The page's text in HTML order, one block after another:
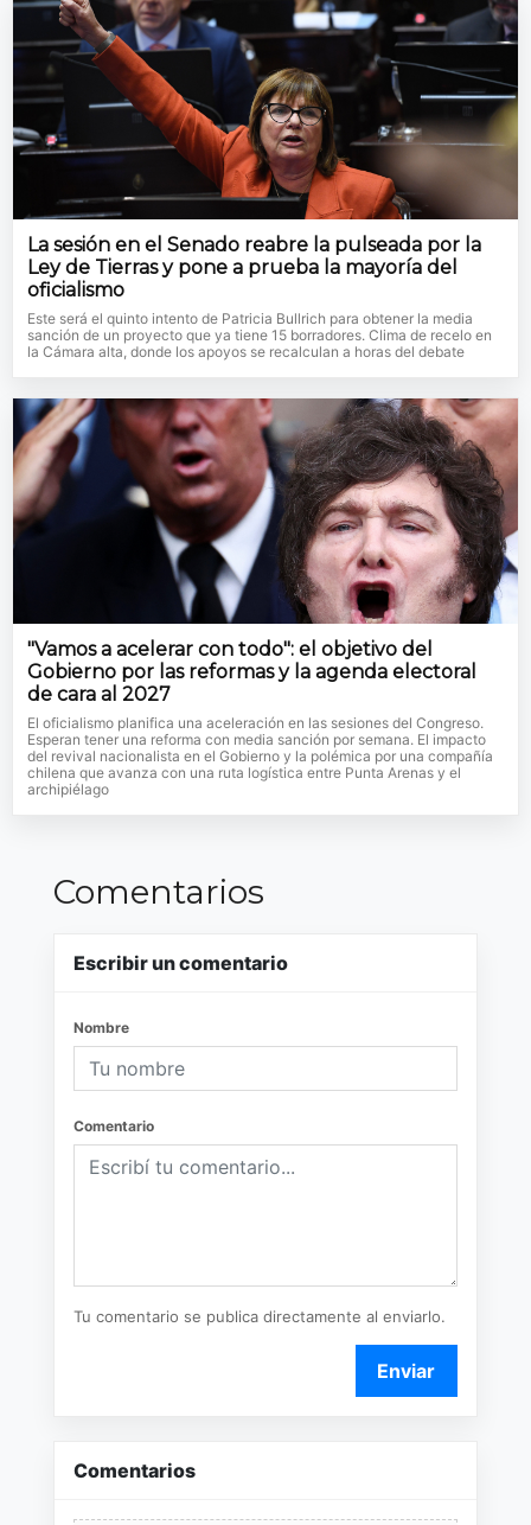
La sesión en el Senado reabre la pulseada por la
Ley de Tierras y pone a prueba la mayoría del
oficialismo
Este será el quinto intento de Patricia Bullrich para obtener la media
sanción de un proyecto que ya tiene 15 borradores. Clima de recelo en
la Cámara alta, donde los apoyos se recalculan a horas del debate
"Vamos a acelerar con todo": el objetivo del
Gobierno por las reformas y la agenda electoral
de cara al 2027
El oficialismo planifica una aceleración en las sesiones del Congreso.
Esperan tener una reforma con media sanción por semana. El impacto
del revival nacionalista en el Gobierno y la polémica por una compañía
chilena que avanza con una ruta logística entre Punta Arenas y el
archipiélago
Comentarios
Escribir un comentario
Nombre
Comentario
Tu comentario se publica directamente al enviarlo.
Enviar
Comentarios